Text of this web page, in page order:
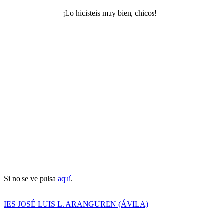
¡Lo hicisteis muy bien, chicos!
Si no se ve pulsa aquí.
IES JOSÉ LUIS L. ARANGUREN (ÁVILA)